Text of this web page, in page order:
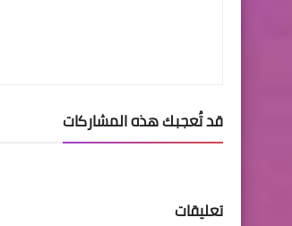
قد تُعجبك هذه المشاركات
تعليقات